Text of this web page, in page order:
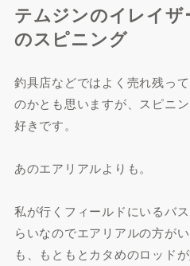
テムジンのイレイ
のスピニング
釣具店などではよく売れ残っ
のかとも思いますが、スピニ
好きです。
あのエアリアルよりも。
私が行くフィールドにいるバ
らいなのでエアリアルの方が
も、もともとカタめのロッド